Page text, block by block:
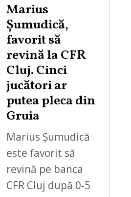
Marius
Șumudică,
favorit să
revină la CFR
Cluj. Cinci
jucători ar
putea pleca din
Gruia
Marius Șumudică
este favorit să
revină pe banca
CFR Cluj după 0-5